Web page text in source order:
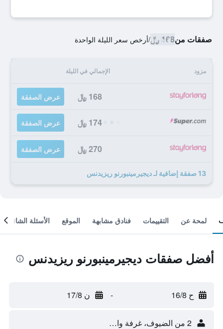
صفقات من168 ﷼ /أرخص سعر الليلة الواحدة
مزود الإجمالي في الليلة
168 ﷼ عرض الصفقة
174 ﷼ عرض الصفقة
270 ﷼ عرض الصفقة
13 صفقة إضافية لـ ديجيرمينبورنو ريزيدنس
لمحة عن التقييمات فنادق مشابهة الموقع الأسئلة الشائعة
أفضل صفقات ديجيرمينبورنو ريزيدنس
ح 16/8 - ن 17/8
2 من الضيوف، غرفة واحدة